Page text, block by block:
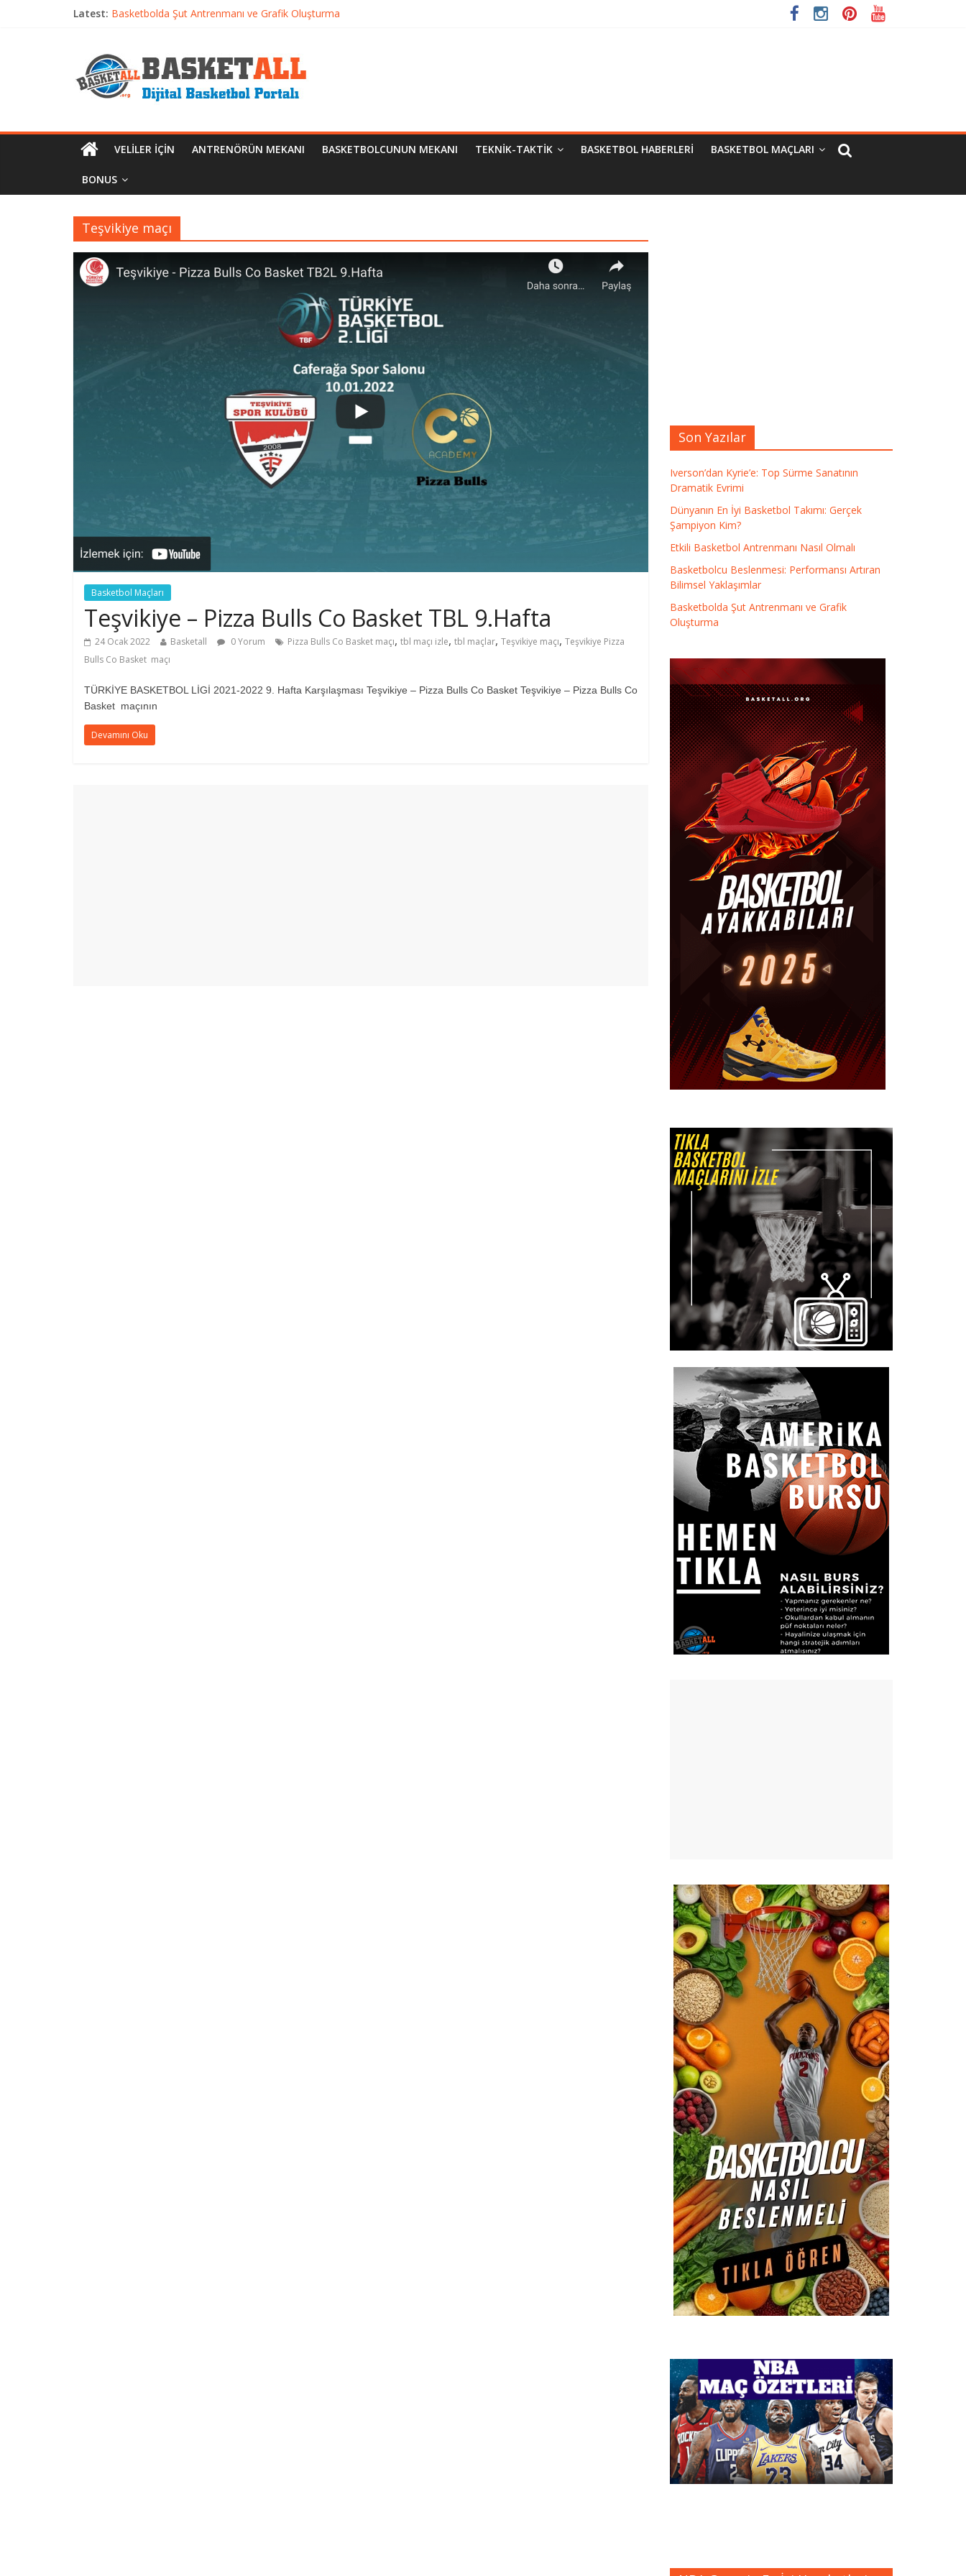
Latest: Basketbolda Şut Antrenmanı ve Grafik Oluşturma
Etkili Basketbol Antrenmanı Nasıl Olmalı
VELILER İÇIN ANTRENÖRÜN MEKANI BASKETBOLCUNUN MEKANI TEKNIK-TAKTIK BASKETBOL HABERLERI BASKETBOL MAÇLARI
BONUS
Teşvikiye maçı
Basketbol Maçları
Teşvikiye – Pizza Bulls Co Basket TBL 9.Hafta
24 Ocak 2022 Basketall 0 Yorum Pizza Bulls Co Basket maçı, tbl maçı izle, tbl maçlar, Teşvikiye maçı, Teşvikiye Pizza
Bulls Co Basket maçı
TÜRKİYE BASKETBOL LİGİ 2021-2022 9. Hafta Karşılaşması Teşvikiye – Pizza Bulls Co Basket Teşvikiye – Pizza Bulls Co
Basket maçının
Devamını Oku
Son Yazılar
Iverson’dan Kyrie’e: Top Sürme Sanatının
Dramatik Evrimi
Dünyanın En İyi Basketbol Takımı: Gerçek
Şampiyon Kim?
Etkili Basketbol Antrenmanı Nasıl Olmalı
Basketbolcu Beslenmesi: Performansı Artıran
Bilimsel Yaklaşımlar
Basketbolda Şut Antrenmanı ve Grafik
Oluşturma